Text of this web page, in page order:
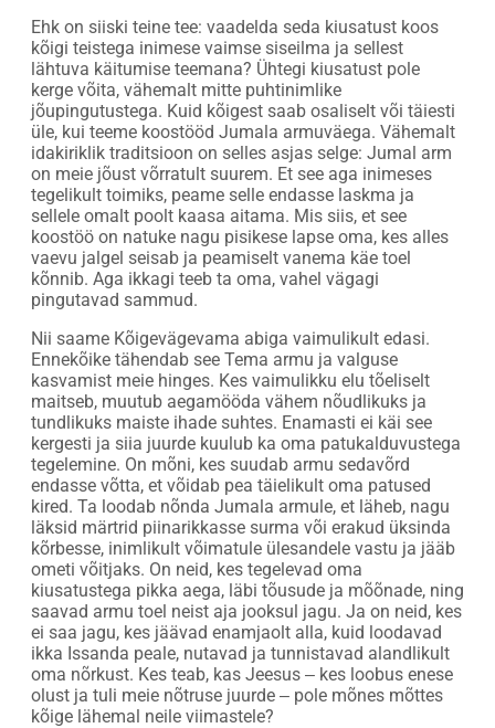
Ehk on siiski teine tee: vaadelda seda kiusatust koos
kõigi teistega inimese vaimse siseilma ja sellest
lähtuva käitumise teemana? Ühtegi kiusatust pole
kerge võita, vähemalt mitte puhtinimlike
jõupingutustega. Kuid kõigest saab osaliselt või täiesti
üle, kui teeme koostööd Jumala armuväega. Vähemalt
idakiriklik traditsioon on selles asjas selge: Jumal arm
on meie jõust võrratult suurem. Et see aga inimeses
tegelikult toimiks, peame selle endasse laskma ja
sellele omalt poolt kaasa aitama. Mis siis, et see
koostöö on natuke nagu pisikese lapse oma, kes alles
vaevu jalgel seisab ja peamiselt vanema käe toel
kõnnib. Aga ikkagi teeb ta oma, vahel vägagi
pingutavad sammud.
Nii saame Kõigevägevama abiga vaimulikult edasi.
Ennekõike tähendab see Tema armu ja valguse
kasvamist meie hinges. Kes vaimulikku elu tõeliselt
maitseb, muutub aegamööda vähem nõudlikuks ja
tundlikuks maiste ihade suhtes. Enamasti ei käi see
kergesti ja siia juurde kuulub ka oma patukalduvustega
tegelemine. On mõni, kes suudab armu sedavõrd
endasse võtta, et võidab pea täielikult oma patused
kired. Ta loodab nõnda Jumala armule, et läheb, nagu
läksid märtrid piinarikkasse surma või erakud üksinda
kõrbesse, inimlikult võimatule ülesandele vastu ja jääb
ometi võitjaks. On neid, kes tegelevad oma
kiusatustega pikka aega, läbi tõusude ja mõõnade, ning
saavad armu toel neist aja jooksul jagu. Ja on neid, kes
ei saa jagu, kes jäävad enamjaolt alla, kuid loodavad
ikka Issanda peale, nutavad ja tunnistavad alandlikult
oma nõrkust. Kes teab, kas Jeesus ‒ kes loobus enese
olust ja tuli meie nõtruse juurde ‒ pole mõnes mõttes
kõige lähemal neile viimastele?